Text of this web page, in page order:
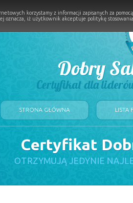
Dobry
Certyfikat dla
STRONA GŁÓWNA LISTA
Certyfikat
OTRZYMUJĄ JEDYNIE
korzystamy z informacji zapisanych za
iż użytkownik akceptuje politykę